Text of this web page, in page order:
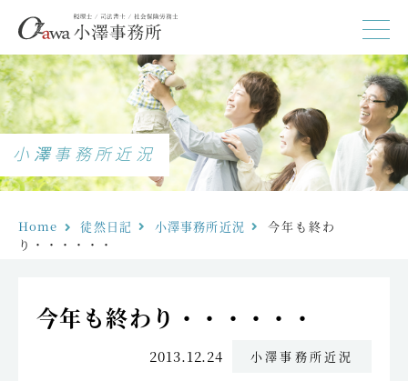
小澤事務所近況
Home 徒然日記 小澤事務所近況
今年も終わ
り・・・・・・
今年も終わり・・・・・・
2013.12.24 小澤事務所近況